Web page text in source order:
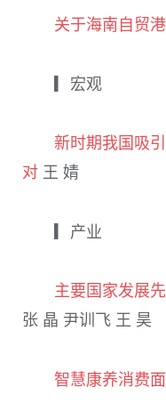
关于海南自贸
▎宏观
新时期我国吸
对 王 婧
▎产业
主要国家发展
张 晶 尹训飞 王 昊
智慧康养消费